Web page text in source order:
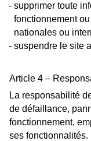
supprimer toute
fonctionnement
nationales ou
suspendre le site
Article 4 –
La responsabilité
de défaillance,
fonctionnement,
ses fonctionnalités.